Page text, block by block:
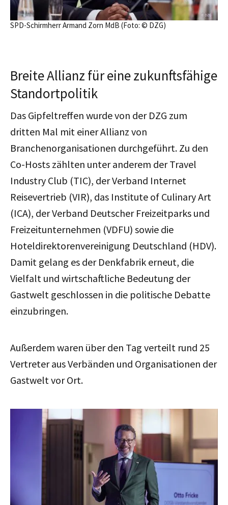
SPD-Schirmherr Armand Zorn MdB (Foto: © DZG)
Breite Allianz für eine zukunftsfähige
Standortpolitik
Das Gipfeltreffen wurde von der DZG zum
dritten Mal mit einer Allianz von
Branchenorganisationen durchgeführt. Zu den
Co-Hosts zählten unter anderem der Travel
Industry Club (TIC), der Verband Internet
Reisevertrieb (VIR), das Institute of Culinary Art
(ICA), der Verband Deutscher Freizeitparks und
Freizeitunternehmen (VDFU) sowie die
Hoteldirektorenvereinigung Deutschland (HDV).
Damit gelang es der Denkfabrik erneut, die
Vielfalt und wirtschaftliche Bedeutung der
Gastwelt geschlossen in die politische Debatte
einzubringen.
Außerdem waren über den Tag verteilt rund 25
Vertreter aus Verbänden und Organisationen der
Gastwelt vor Ort.